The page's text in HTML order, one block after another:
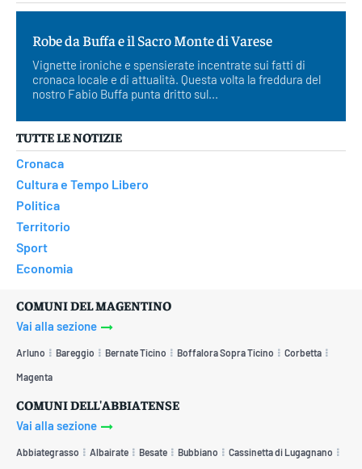
Robe da Buffa e il Sacro Monte di Varese
Vignette ironiche e spensierate incentrate sui fatti di
cronaca locale e di attualità. Questa volta la freddura del
nostro Fabio Buffa punta dritto sul...
TUTTE LE NOTIZIE
Cronaca
Cultura e Tempo Libero
Politica
Territorio
Sport
Economia
COMUNI DEL MAGENTINO
Vai alla sezione
Arluno Bareggio Bernate Ticino Boffalora Sopra Ticino Corbetta
Magenta
COMUNI DELL'ABBIATENSE
Vai alla sezione
Abbiategrasso Albairate Besate Bubbiano Cassinetta di Lugagnano